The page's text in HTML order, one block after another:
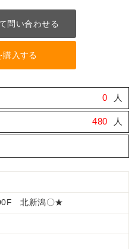
問い合わせる
購入する
0 人
480 人
北新潟〇★